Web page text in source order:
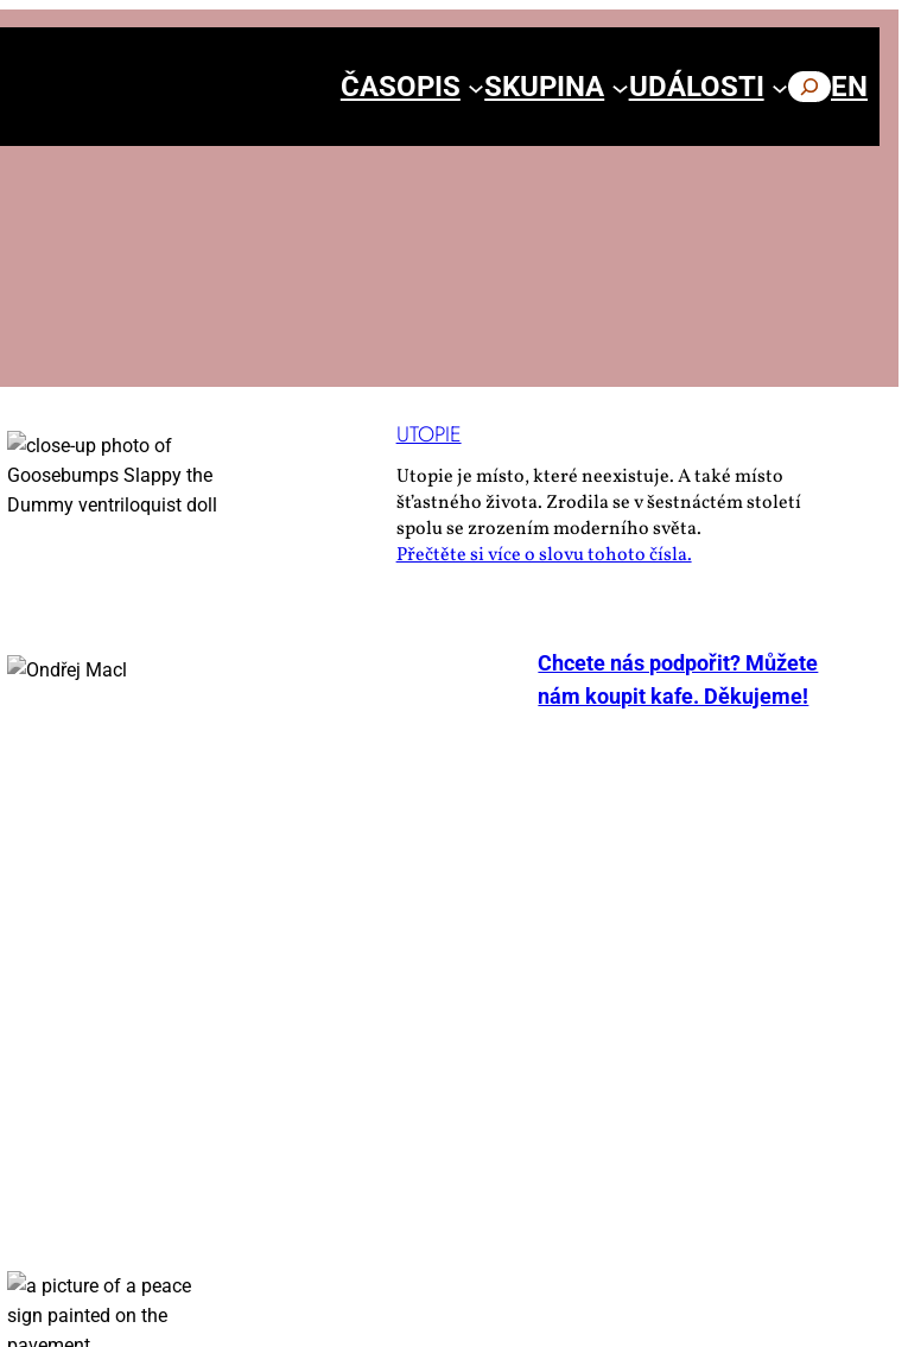
ČASOPIS SKUPINA UDÁLOSTI HLEDAT
EN
UTO­PIE
Utopie je místo, které neexistuje. A také místo
šťastného života. Zrodila se v šestnáctém století
spolu se zrozením moderního světa.
Přečtěte si více o slovu tohoto čísla.
Chcete nás podpořit? Můžete
nám koupit kafe. Děkujeme!